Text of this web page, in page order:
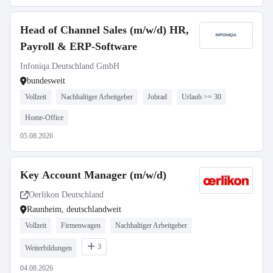
Head of Channel Sales (m/w/d) HR,
Payroll & ERP-Software
Infoniqa Deutschland GmbH
bundesweit
Vollzeit Nachhaltiger Arbeitgeber Jobrad Urlaub >= 30
Home-Office
05.08.2026
Key Account Manager (m/w/d)
Oerlikon Deutschland
Raunheim, deutschlandweit
Vollzeit Firmenwagen Nachhaltiger Arbeitgeber
Weiterbildungen 3
04.08.2026